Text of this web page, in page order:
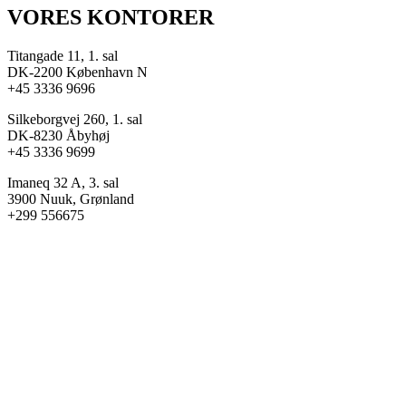
VORES KONTORER
Titangade 11, 1. sal
DK-2200 København N
+45 3336 9696
Silkeborgvej 260, 1. sal
DK-8230 Åbyhøj
+45 3336 9699
Imaneq 32 A, 3. sal
3900 Nuuk, Grønland
+299 556675